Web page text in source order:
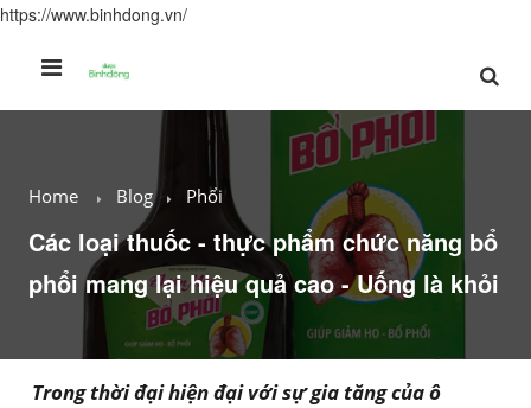
https://www.binhdong.vn/
Home Blog Phổi
Các loại thuốc - thực phẩm chức năng bổ
phổi mang lại hiệu quả cao - Uống là khỏi
Trong thời đại hiện đại với sự gia tăng của ô